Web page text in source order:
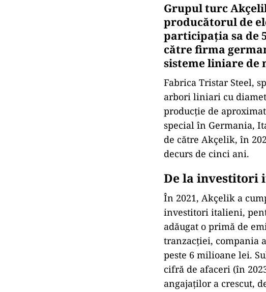
Grupul turc
producătorul de
participația sa de
către firma
sisteme liniare de
Fabrica Tristar Steel,
arbori liniari cu
producție de
special în Germania,
de către Akçelik, în
decurs de cinci ani.
De la investitori
În 2021, Akçelik a
investitori italieni,
adăugat o primă de
tranzacției, compania
peste 6 milioane lei.
cifră de afaceri (în
angajaților a crescut,